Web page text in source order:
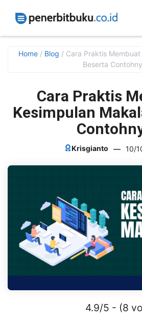
Home / Blog / Cara Praktis
Beserta
Cara Praktis
Kesimpulan
Krisgianto — 10/
4.9/5 - (8